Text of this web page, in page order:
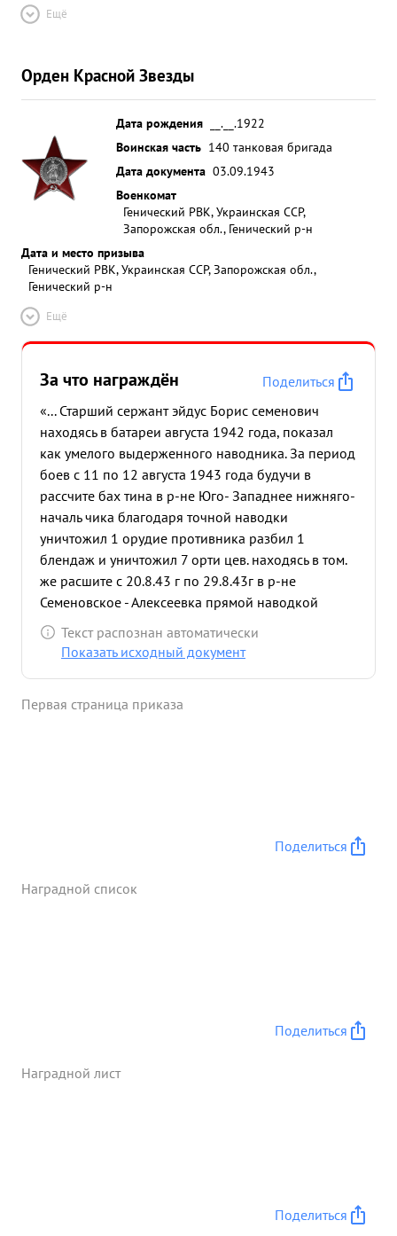
Ещё
Орден Красной Звезды
Дата рождения
__.__.1922
Воинская часть 140 танковая бригада
Дата документа 03.09.1943
Военкомат
Генический РВК, Украинская ССР,
Запорожская обл., Генический р-н
Дата и место призыва
Генический РВК, Украинская ССР, Запорожская обл.,
Генический р-н
Ещё
За что награждён
Поделиться
«... Старший сержант эйдус Борис семенович
находясь в батареи августа 1942 года, показал
как умелого выдерженного наводника. За период
боев с 11 по 12 августа 1943 года будучи в
рассчите бах тина в р-не Юго- Западнее нижняго-
началь чика благодаря точной наводки
уничтожил 1 орудие противника разбил 1
блендаж и уничтожил 7 орти цев. находясь в том.
же расшите с 20.8.43 г по 29.8.43г в р-не
Семеновское - Алексеевка прямой наводкой
расстрелял до 15 фрицев, поджог 1 автомашину и
уничтожил 1 пушку 75 мл с рассуетом противника,
огонь по против нику и совететно с орудиным
Текст распознан автоматически
Показать исходный документ
Первая страница приказа
Поделиться
Наградной список
Поделиться
Наградной лист
Поделиться